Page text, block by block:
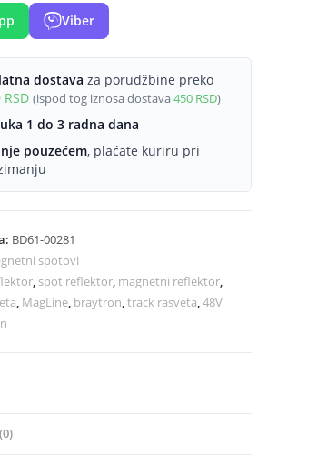
Viber
dostava za porudžbine preko
RSD (ispod tog iznosa dostava450 RSD)
1 do 3 radna dana
pouzećem, plaćate kuriru pri
BD61-00281
spotovi
, spot reflektor, magnetni reflektor,
, MagLine, braytron,track rasveta,48V